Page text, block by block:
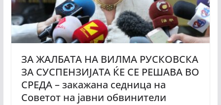
ЗА ЖАЛБАТА НА ВИЛМА РУСКОВСКА
ЗА СУСПЕНЗИЈАТА ЌЕ СЕ РЕШАВА ВО
СРЕДА – закажана седница на
Советот на јавни обвинители